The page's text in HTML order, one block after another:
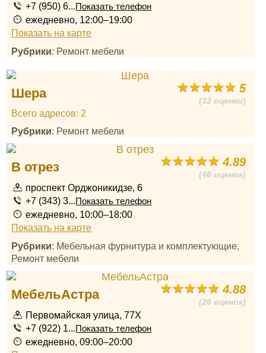
+7 (950) 6...Показать телефон
ежедневно, 12:00–19:00
Показать на карте
Рубрики: Ремонт мебели
5
(32 оценки)
Шера
Всего адресов: 2
Рубрики: Ремонт мебели
4.89
(46 оценок)
В отрез
проспект Орджоникидзе, 6
+7 (343) 3...Показать телефон
ежедневно, 10:00–18:00
Показать на карте
Рубрики: Мебельная фурнитура и комплектующие,
Ремонт мебели
4.88
(26 оценок)
МебельАстра
Первомайская улица, 77Х
+7 (922) 1...Показать телефон
ежедневно, 09:00–20:00